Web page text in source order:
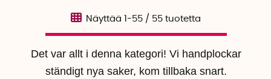
Det var allt i denna kategori! Vi handplockar
ständigt nya saker, kom tillbaka snart.
Näyttää 1-55 / 55 tuotetta